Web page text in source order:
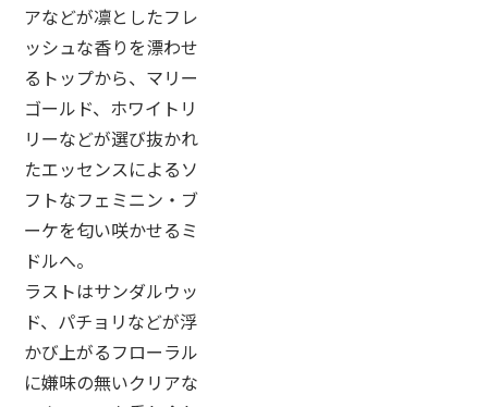
アなどが凛としたフレ
ッシュな香りを漂わせ
るトップから、マリー
ゴールド、ホワイトリ
リーなどが選び抜かれ
たエッセンスによるソ
フトなフェミニン・ブ
ーケを匂い咲かせるミ
ドルへ。
ラストはサンダルウッ
ド、パチョリなどが浮
かび上がるフローラル
に嫌味の無いクリアな